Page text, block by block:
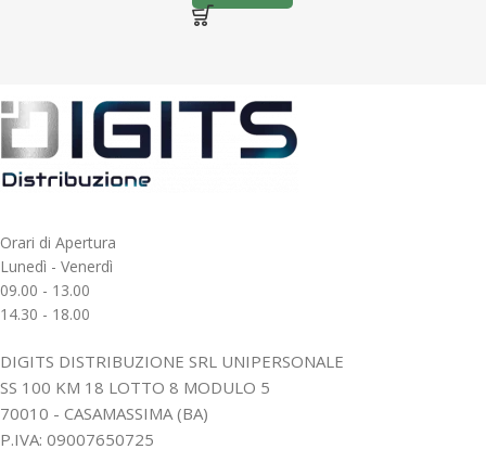
Orari di Apertura
Lunedì - Venerdì
09.00 - 13.00
14.30 - 18.00
DIGITS DISTRIBUZIONE SRL UNIPERSONALE
SS 100 KM 18 LOTTO 8 MODULO 5
70010 - CASAMASSIMA (BA)
P.IVA: 09007650725